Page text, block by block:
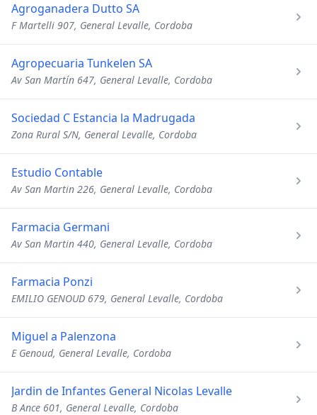
Agroganadera Dutto SA
F Martelli 907, General Levalle, Cordoba
Agropecuaria Tunkelen SA
Av San Martín 647, General Levalle, Cordoba
Sociedad C Estancia la Madrugada
Zona Rural S/N, General Levalle, Cordoba
Estudio Contable
Av San Martin 226, General Levalle, Cordoba
Farmacia Germani
Av San Martin 440, General Levalle, Cordoba
Farmacia Ponzi
EMILIO GENOUD 679, General Levalle, Cordoba
Miguel a Palenzona
E Genoud, General Levalle, Cordoba
Jardin de Infantes General Nicolas Levalle
B Ance 601, General Levalle, Cordoba